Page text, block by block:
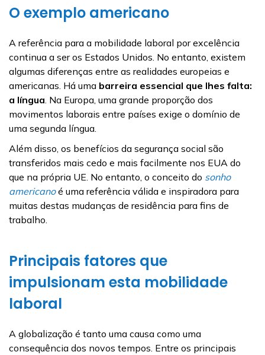
O exemplo americano
A referência para a mobilidade laboral por excelência
continua a ser os Estados Unidos. No entanto, existem
algumas diferenças entre as realidades europeias e
americanas. Há uma barreira essencial que lhes falta:
a língua. Na Europa, uma grande proporção dos
movimentos laborais entre países exige o domínio de
uma segunda língua.
Além disso, os benefícios da segurança social são
transferidos mais cedo e mais facilmente nos EUA do
que na própria UE. No entanto, o conceito do sonho
americanoé uma referência válida e inspiradora para
muitas destas mudanças de residência para fins de
trabalho.
Principais fatores que
impulsionam esta mobilidade
laboral
A globalização é tanto uma causa como uma
consequência dos novos tempos. Entre os principais